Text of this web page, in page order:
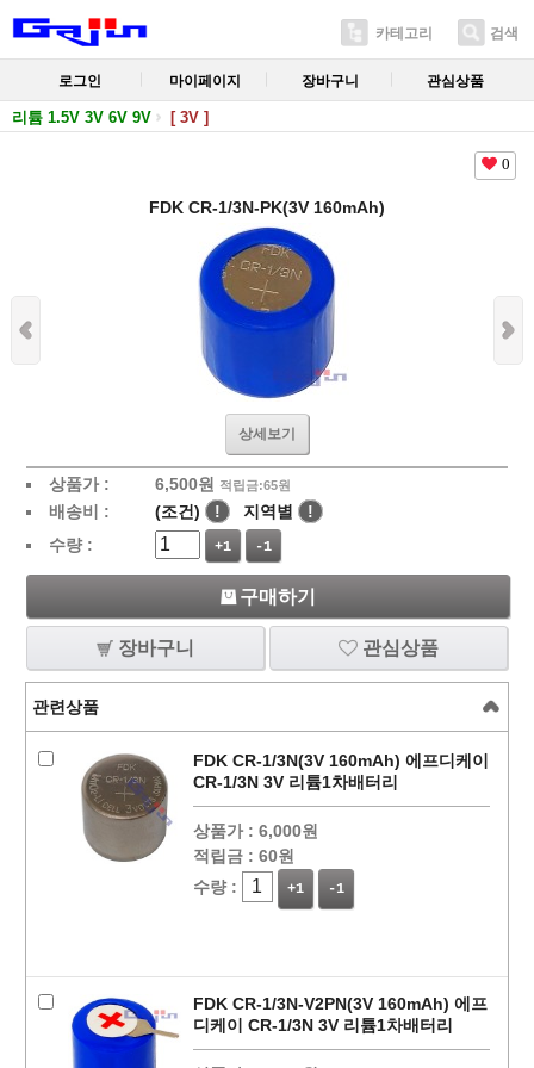
카테고리 검색
로그인 마이페이지 장바구니 관심상품
리튬 1.5V 3V 6V 9V [ 3V ]
0
FDK CR-1/3N-PK(3V 160mAh)
상세보기
상품가 : 6,500원 적립금:65원
배송비 : (조건) ! 지역별
!
수량 :
+1 -1
구매하기
장바구니 관심상품
관련상품
FDK CR-1/3N(3V 160mAh) 에프디케이
CR-1/3N 3V 리튬1차배터리
상품가 : 6,000원
적립금 : 60원
수량 :
+1 -1
FDK CR-1/3N-V2PN(3V 160mAh) 에프
디케이 CR-1/3N 3V 리튬1차배터리